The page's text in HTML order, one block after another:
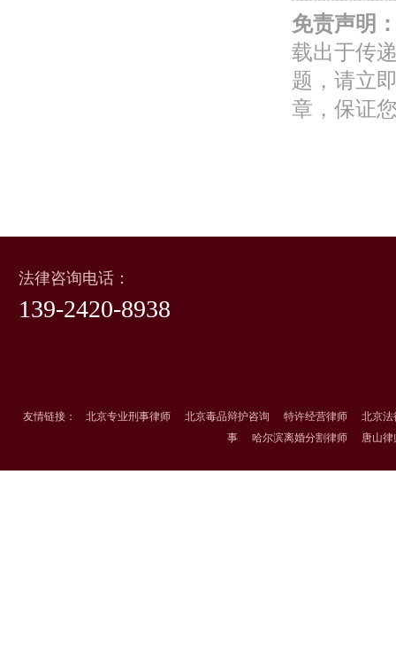
免责声明
载出于传
题，请立
章，保证
法律咨询电话：
139-2420-8938
友情链接： 北京专业刑事律师 北京毒品辩护咨询 特许经营律师
北京法
事
哈尔滨离婚分割律师 唐山律